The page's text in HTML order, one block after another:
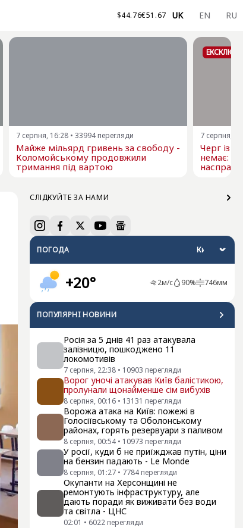
$44.76€51.67 UK EN RU
7 серпня, 16:28 • 33994 перегляди
Майже мільярд гривень за свободу -
Коломойському продовжили
тримання під вартою
7 серпня,
Черг із
немає: у
СЛІДКУЙТЕ ЗА НАМИ
ПОГОДА
+20° 2м/с 90% 746мм
ПОПУЛЯРНI НОВИНИ
Росія за 5 днів 41 раз атакувала
залізницю, пошкоджено 11
локомотивів
7 серпня, 22:38 • 10903 перегляди
Ворог уночі атакував Київ балістикою,
пролунали щонайменше сім вибухів
8 серпня, 00:16 • 13131 перегляди
Ворожа атака на Київ: пожежі в
Голосіївському та Оболонському
районах, горять резервуари з паливом
8 серпня, 00:54 • 10973 перегляди
У росії, куди б не приїжджав путін, ціни
на бензин падають - Le Monde
8 серпня, 01:27 • 7784 перегляди
Окупанти на Херсонщині не
ремонтують інфраструктуру, але
дають поради як виживати без води
та світла - ЦНС
02:01 • 6022 перегляди